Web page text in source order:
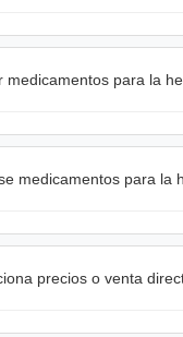
medicamentos para la
medicamentos para la
precios o venta